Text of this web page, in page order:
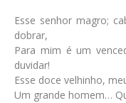
Esse senhor magro;
dobrar,
Para mim é um
duvidar!
Esse doce velhinho,
Um grande homem…